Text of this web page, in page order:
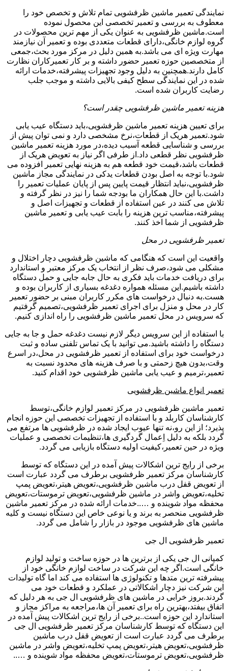
نمایندگی تعمیر ماشین ظرفشویی تمام تلاش و تخصص خود را
معطوف به بررسی و تعمیر تخصصی این محصول نموده
است.ماشین ظرفشویی به عنوان یکی از مهم ترین محصولات در
گروه لوازم خانگی،دارای قطعات متعددی بوده و تعمیر آن نیازمند
مهارت ویژه ای می باشد.به همین دلیل در مرکز مورد بحث،جمعی
از متخصصین حوزه تعمیر حضور داشته و بر کار تعمیرکاران نظارت
کامل دارند.همچنین به دلیل وجود تجهیزات پیشرفته،خدمات ارائه
شده در این نمایندگی سطح کیفی بالایی داشته و موجب جلب
رضایت کاربران شده است.
هزینه تعمیر ماشین ظرفشویی چقدر است؟
برای تعیین هزینه تعمیر ماشین ظرفشویی،باید دستگاه عیب یابی
شود.تعمیر هریک از قطعات،نرخ مشخصی دارد و نمی توان پیش از
بررسی و شناسایی قطعه آسیب دیده،در مورد هزینه تعمیر ماشین
ظرفشویی نظر قطعی داد.از طرفی اگر نیاز به تعویض هریک از
قطعات باشد،قیمت خود قطعه هم به هزینه نهایی تعمیر افزوده می
شود.با توجه به اصل بودن قطعات یدکی در نمایندگی مجاز ماشین
ظرفشویی،نباید انتظار قیمت پایین پس از پایان عملیات تعمیر را
داشت.با این حال همکاران ما بودجه شما را نیز در نظر گرفته و
تلاش می کنند در عین استفاده از قطعات و تجهیزات اصل و
پیشرفته،مناسب ترین هزینه را بابت عیب یابی و تعمیر ماشین
ظرفشویی از شما اخذ کنند.
تعمیر ظرفشویی در محل
واقعیت این است که هنگامی که ماشین ظرفشویی دچار اختلال و
مشکلی می شود،صرف نظر از انتخاب یک مرکز معتبر و استاندارد
برای دریافت خدمات باید فکری به حال جابه جایی و حمل دستگاه
داشته باشیم.این مسئله همواره دغدغه بسیاری از کاربران بوده و
هست.به دنبال درخواست های مکرر کاربران مبنی بر حضور تعمیر
کار در محل و منزل برای اجرای تعمیر ظرفشویی،تصمیم گرفتیم
که سرویس در محل تعمیر ماشین ظرفشویی را راه اندازی کنیم.
با استفاده از این سرویس دیگر لازم نیست دغدغه حمل و جا به جایی
دستگاه را داشته باشید.می توانید با یک تماس تلفنی ساده و ثبت
درخواست خود برای استفاده از تعمیر ظرفشویی در محل،در اسرع
وقت،بدون هیچ زحمتی و با صرف هزینه های محدود نسبت به
تعمیر،ترمیم و عیب یابی ماشین ظرفشویی خود اقدام کنید.
تعمیر انواع ماشین ظرفشویی
تعمیر ماشین ظرفشویی در مرکز تعمیر لوازم خانگی،توسط
کارشناسان کاربلد و با استفاده از تجهیزات تخصصی این حوزه انجام
پذیرد؛ از این رو،نه تنها عیوب ایجاد شده در ظرفشویی ها مرتفع می
گردد بلکه به دلیل اِعمال گردگیری ها،تنظیمات تخصصی و عملیات
ویژه در حین تعمیر،کیفیت اولیه دستگاه بازیابی می گردد.
برخی از رایج ترین اشکالات پیش آمده در این دستگاه که توسط
کارشناسان مرکز تعمیر ظرفشویی برطرف می گردد عبارت است
از تعویض قفل درب ماشین ظرفشویی،تعویض هیتر،تعویض پمپ
تخلیه،تعویض واشر در ماشین ظرفشویی،تعویض ترموستات،تعویض
محفظه مواد شوینده و …..خدمات ارائه شده در مرکز تعمیر ماشین
ظرفشویی منحصر به برند و یا نوعی خاص این دستگاه نیست و کلیه
ماشین های ظرفشویی موجود در بازار را شامل می گردد.
تعمیر ظرفشویی ال جی
کمپانی ال جی یکی از برترین ها در حوزه ساخت و تولید لوازم
خانگی است.اگر چه این شرکت در ساخت لوازم خانگی خود از
پیشرفته ترین متدها و تکنولوژی ها استفاده می کند اما گاه تولیدات
این شرکت نیز دچار اشکالاتی در عملکرد و قطعات خود می
گردند.بروز خرابی در ماشین های ظرفشویی ال جی به هر دلیل که
اتفاق بیفتد،بهترین راه برای تعمیر آن ها،مراجعه به مراکز مجاز و
استاندارد این حوزه است..برخی از رایج ترین اشکالات پیش آمده در
این دستگاه که توسط کارشناسان مرکز تعمیر ظرفشویی ال جی
برطرف می گردد عبارت است از تعویض قفل درب ماشین
ظرفشویی،تعویض هیتر،تعویض پمپ تخلیه،تعویض واشر در ماشین
ظرفشویی،تعویض ترموستات،تعویض محفظه مواد شوینده و …..